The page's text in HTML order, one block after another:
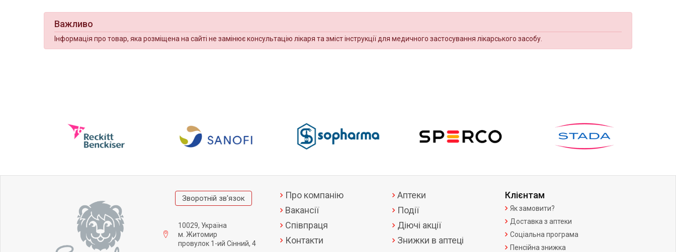
Важливо
Інформація про товар, яка розміщена на сайті не замінює консультацію лікаря та зміст інструкції для медичного застосування лікарського засобу.
Зворотній зв'язок
10029, Україна
м. Житомир
провулок 1-ий Сінний, 4
Про компанію
Вакансії
Співпраця
Контакти
Аптеки
Події
Діючі акції
Знижки в аптеці
Клієнтам
Як замовити?
Доставка з аптеки
Соціальна програма
Пенсійна знижка